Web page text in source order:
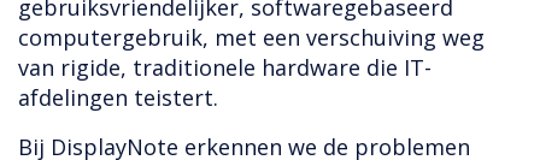
gebruiksvriendelijker, softwaregebaseerd
computergebruik, met een verschuiving weg
van rigide, traditionele hardware die IT-
afdelingen teistert.
Bij DisplayNote erkennen we de problemen